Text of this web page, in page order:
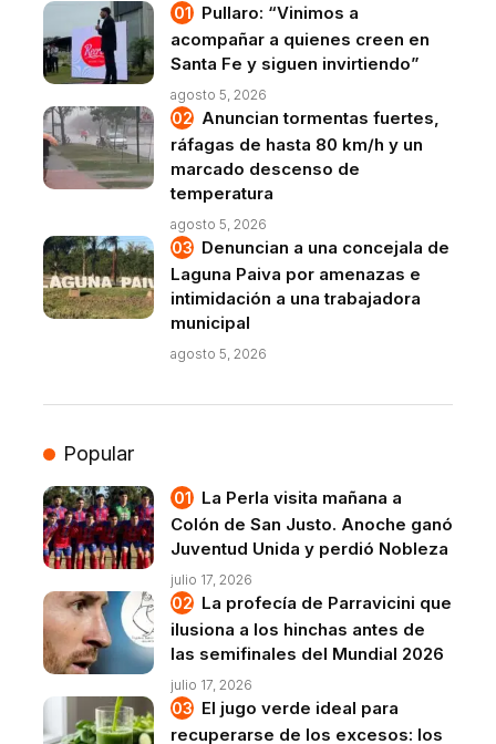
Pullaro: “Vinimos a
acompañar a quienes creen en
Santa Fe y siguen invirtiendo”
agosto 5, 2026
Anuncian tormentas fuertes,
ráfagas de hasta 80 km/h y un
marcado descenso de
temperatura
agosto 5, 2026
Denuncian a una concejala de
Laguna Paiva por amenazas e
intimidación a una trabajadora
municipal
agosto 5, 2026
Popular
La Perla visita mañana a
Colón de San Justo. Anoche ganó
Juventud Unida y perdió Nobleza
julio 17, 2026
La profecía de Parravicini que
ilusiona a los hinchas antes de
las semifinales del Mundial 2026
julio 17, 2026
El jugo verde ideal para
recuperarse de los excesos: los